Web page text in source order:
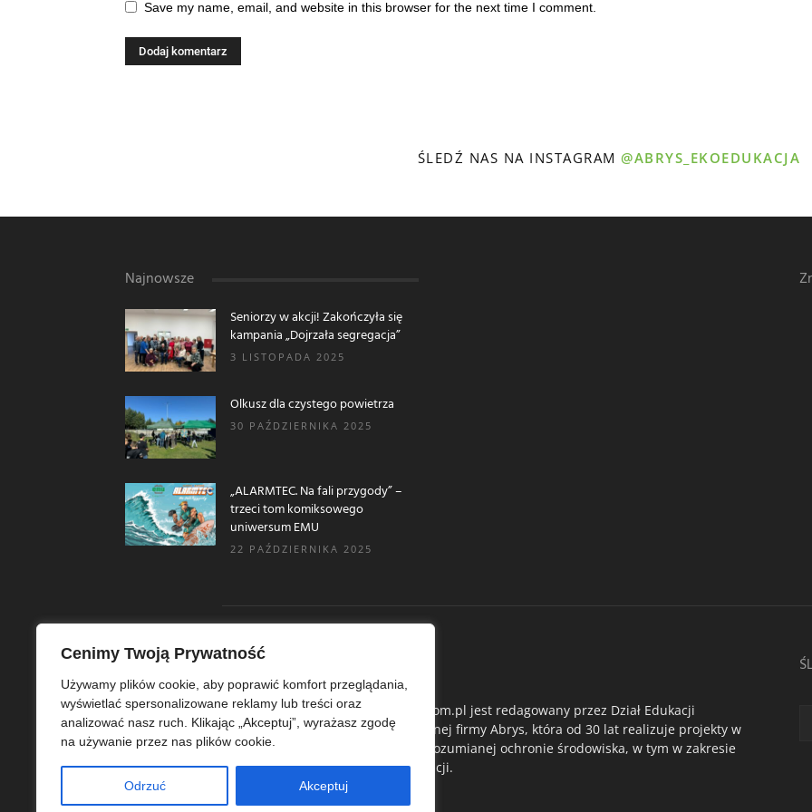
Cenimy Twoją Prywatność
Używamy plików cookie, aby poprawić komfort przeglądania,
wyświetlać spersonalizowane reklamy lub treści oraz
analizować nasz ruch. Klikając „Akceptuj”, wyrażasz zgodę
na używanie przez nas plików cookie.
Odrzuć Akceptuj
Save my name, email, and website in this browser for the next time I comment.
ŚLEDŹ NAS NA INSTAGRAM@ABRYS_EKOEDUKACJA
Najnowsze
Seniorzy w akcji! Zakończyła się
kampania „Dojrzała segregacja”
3 LISTOPADA 2025
Olkusz dla czystego powietrza
30 PAŹDZIERNIKA 2025
„ALARMTEC. Na fali przygody” –
trzeci tom komiksowego
uniwersum EMU
22 PAŹDZIERNIKA 2025
Ekoedu.com.pl jest redagowany przez Dział Edukacji
Ekologicznej firmy Abrys, która od 30 lat realizuje projekty w
szeroko rozumianej ochronie środowiska, w tym w zakresie
ekoedukacji.